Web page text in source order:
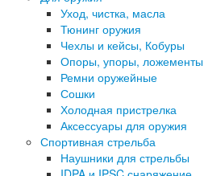
Уход, чистка, масла
Тюнинг оружия
Чехлы и кейсы, Кобуры
Опоры, упоры, ложементы
Ремни оружейные
Сошки
Холодная пристрелка
Аксессуары для оружия
Спортивная стрельба
Наушники для стрельбы